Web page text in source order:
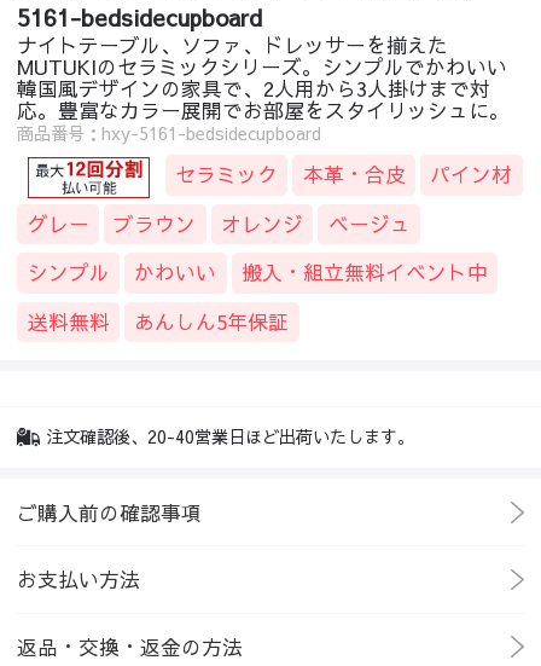
5161-bedsidecupboard
ナイトテーブル、ソファ、ドレッサーを揃えた
MUTUKIのセラミックシリーズ。シンプルでかわいい
韓国風デザインの家具で、2人用から3人掛けまで対
応。豊富なカラー展開でお部屋をスタイリッシュに。
商品番号：hxy-5161-bedsidecupboard
セラミック 本革・合皮
パイン材
グレー
ブラウン オレンジ
ベージュ
シンプル
かわいい
搬入・組立無料イベント中
送料無料
あんしん5年保証
注文確認後、20-40営業日ほど出荷いたします。
ご購入前の確認事項
お支払い方法
返品・交換・返金の方法